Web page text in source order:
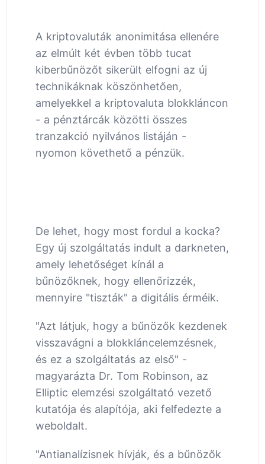
A kriptovaluták anonimitása ellenére
az elmúlt két évben több tucat
kiberbűnözőt sikerült elfogni az új
technikáknak köszönhetően,
amelyekkel a kriptovaluta blokkláncon
- a pénztárcák közötti összes
tranzakció nyilvános listáján -
nyomon követhető a pénzük.
De lehet, hogy most fordul a kocka?
Egy új szolgáltatás indult a darkneten,
amely lehetőséget kínál a
bűnözőknek, hogy ellenőrizzék,
mennyire "tiszták" a digitális érméik.
"Azt látjuk, hogy a bűnözők kezdenek
visszavágni a blokkláncelemzésnek,
és ez a szolgáltatás az első" -
magyarázta Dr. Tom Robinson, az
Elliptic elemzési szolgáltató vezető
kutatója és alapítója, aki felfedezte a
weboldalt.
"Antianalízisnek hívják, és a bűnözők